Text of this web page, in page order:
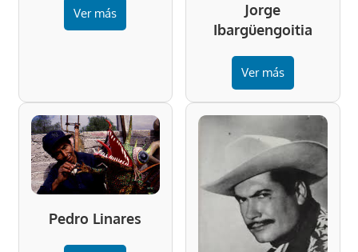
Ver más
Jorge
Ibargüengoitia
Ver más
Pedro Linares